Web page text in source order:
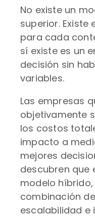
No existe un
superior.
para cada
sí existe es un
decisión sin
variables.
Las empresas
objetivamente
los costos
impacto a
mejores
descubren que
modelo
combinación
escalabilidad e